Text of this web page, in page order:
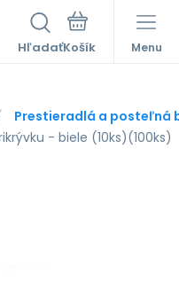
Hľadať Menu
Prestieradlá a posteľná
- biele (10ks)(100ks)